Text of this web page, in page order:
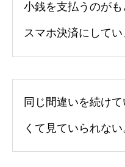
小銭を支払うのが
スマホ決済にしてい
同じ間違いを続け
くて見ていられない